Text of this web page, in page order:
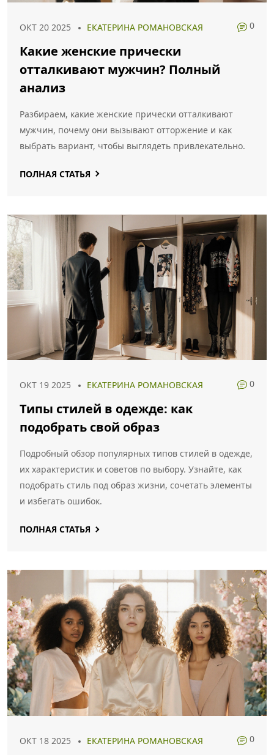
ОКТ 20 2025 ЕКАТЕРИНА РОМАНОВСКАЯ 0
Какие женские прически
отталкивают мужчин? Полный
анализ
Разбираем, какие женские прически отталкивают
мужчин, почему они вызывают отторжение и как
выбрать вариант, чтобы выглядеть привлекательно.
ПОЛНАЯ СТАТЬЯ
ОКТ 19 2025 ЕКАТЕРИНА РОМАНОВСКАЯ 0
Типы стилей в одежде: как
подобрать свой образ
Подробный обзор популярных типов стилей в одежде,
их характеристик и советов по выбору. Узнайте, как
подобрать стиль под образ жизни, сочетать элементы
и избегать ошибок.
ПОЛНАЯ СТАТЬЯ
ОКТ 18 2025 ЕКАТЕРИНА РОМАНОВСКАЯ 0